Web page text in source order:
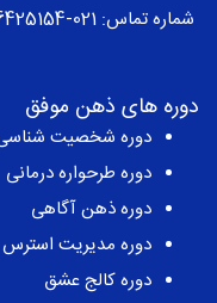
شماره تماس: 021-66425154
دوره های ذهن موفق
دوره شخصیت
دوره طرحواره درمانی
دوره ذهن آگاهی
دوره مدیریت استرس
دوره کالج عشق